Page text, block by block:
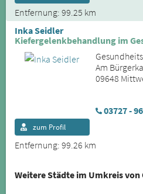
Entfernung: 99.25 km
Inka Seidler
Kiefergelenkbehandlung im
Am
09648
03727 -
Entfernung: 99.26 km
zum Profil
Weitere Städte im Umkreis